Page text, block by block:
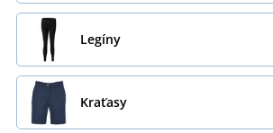
Legíny
Kraťasy